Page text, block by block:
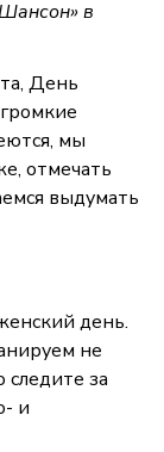
в
День
мы
отмечать
выдумать
день.
не
за
и